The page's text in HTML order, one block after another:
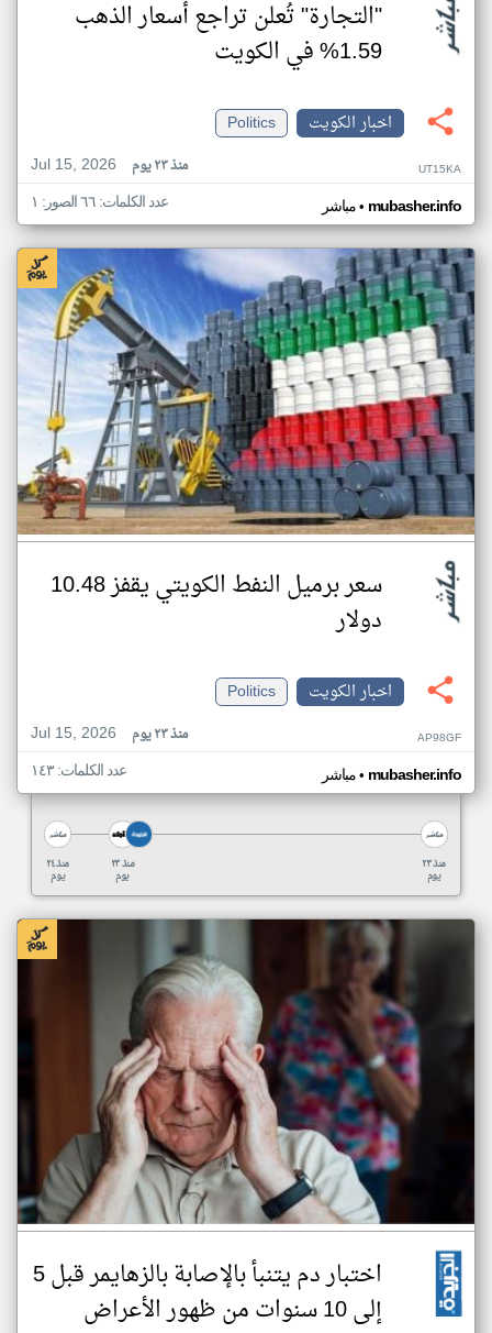
"التجارة" تُعلن تراجع أسعار الذهب
1.59% في الكويت
اخبار الكويت
Politics
Jul 15, 2026
منذ ٢٣ يوم UT15KA
مباشر• mubasher.info عدد الكلمات: ٦٦ الصور: ١
سعر برميل النفط الكويتي يقفز 10.48
دولار
اخبار الكويت
Politics
Jul 15, 2026
منذ ٢٣ يوم AP98GF
مباشر• mubasher.info عدد الكلمات: ١٤٣
منذ ٢٤
يوم
منذ ٢٣
يوم
منذ ٢٣
يوم
اختبار دم يتنبأ بالإصابة بالزهايمر قبل 5
إلى 10 سنوات من ظهور الأعراض